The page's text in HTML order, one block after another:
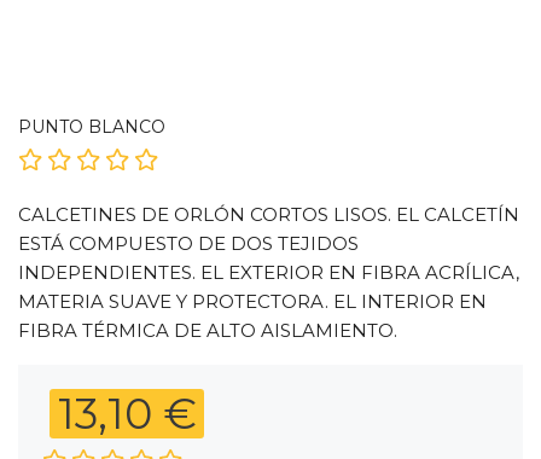
PUNTO BLANCO
CALCETINES DE ORLÓN CORTOS LISOS. EL CALCETÍN
ESTÁ COMPUESTO DE DOS TEJIDOS
INDEPENDIENTES. EL EXTERIOR EN FIBRA ACRÍLICA,
MATERIA SUAVE Y PROTECTORA. EL INTERIOR EN
FIBRA TÉRMICA DE ALTO AISLAMIENTO.
13,10 €